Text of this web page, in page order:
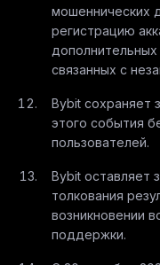
мошеннических
регистрацию
связанных с
Bybit сохраняет
этого события
пользователей.
Bybit оставляет
толкования
возникновении
поддержки.